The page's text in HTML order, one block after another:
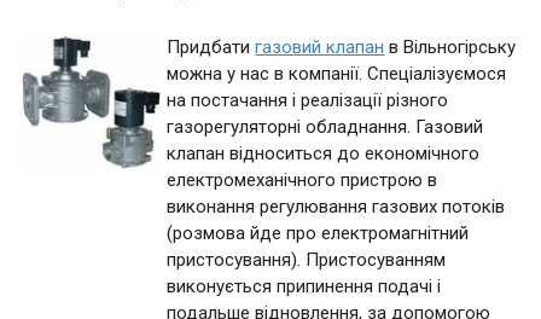
Придбатигазовий клапан в Вільногірську
можна у нас в компанії. Спеціалізуємося
на постачання і реалізації різного
газорегуляторні обладнання. Газовий
клапан відноситься до економічного
електромеханічного пристрою в
виконання регулювання газових потоків
(розмова йде про електромагнітний
пристосування). Пристосуванням
виконується припинення подачі і
подальше відновлення, за допомогою